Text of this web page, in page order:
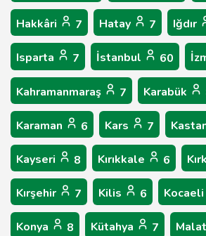
Hakkâri 7 Hatay 7 Iğdır
Isparta 7 İstanbul 60
Kahramanmaraş 7 Karabük
Karaman 6 Kars 7
Kayseri 8 Kırıkkale 6
Kırşehir 7 Kilis 6 Kocaeli
Konya 8 Kütahya 7